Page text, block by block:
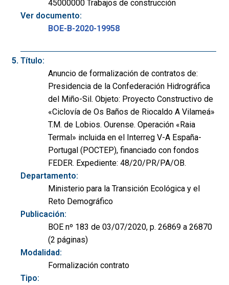
45000000 Trabajos de construcción
Ver documento:
BOE-B-2020-19958
Título:
Anuncio de formalización de contratos de:
Presidencia de la Confederación Hidrográfica
del Miño-Sil. Objeto: Proyecto Constructivo de
«Ciclovía de Os Baños de Riocaldo A Vilameá»
T.M. de Lobios. Ourense. Operación «Raia
Termal» incluida en el Interreg V-A España-
Portugal (POCTEP), financiado con fondos
FEDER. Expediente: 48/20/PR/PA/OB.
Departamento:
Ministerio para la Transición Ecológica y el
Reto Demográfico
Publicación:
BOE nº 183 de 03/07/2020, p. 26869 a 26870
(2 páginas)
Modalidad:
Formalización contrato
Tipo: